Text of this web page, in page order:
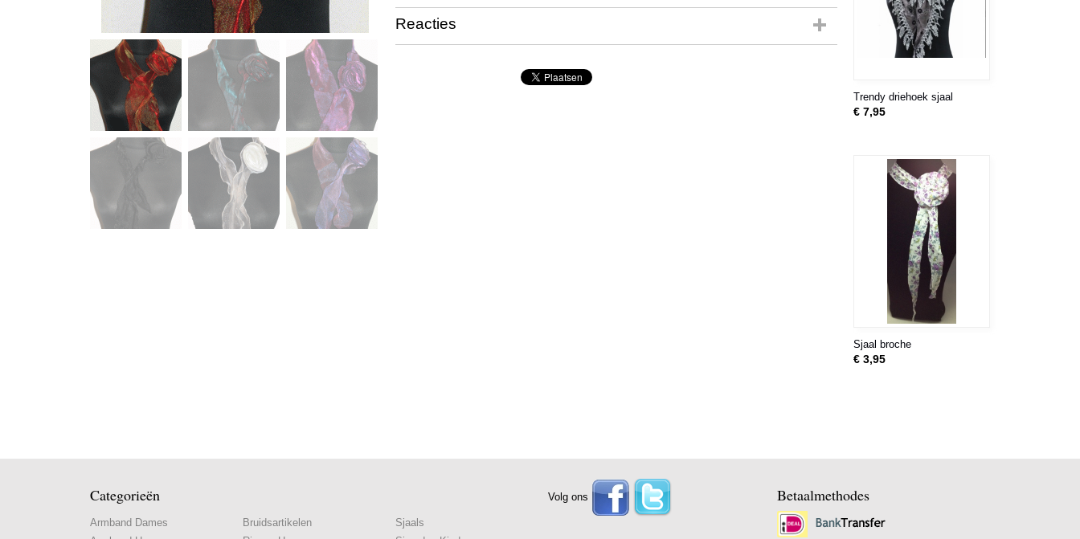
Reacties
Trendy driehoek sjaal
€ 7,95
Sjaal broche
€ 3,95
Categorieën
Armband Dames
Bruidsartikelen
Sjaals
Volg ons Betaalmethodes